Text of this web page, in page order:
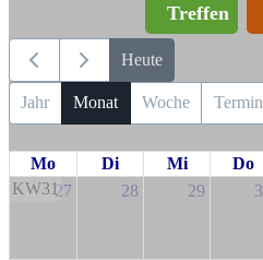
Treffen
Heute
Jahr Monat Woche
Mo Di Mi Do
KW3127 28 29